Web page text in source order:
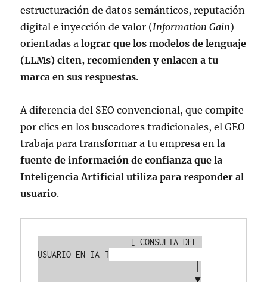
estructuración de datos semánticos, reputación
digital e inyección de valor (Information Gain)
orientadas alograr que los modelos de lenguaje
(LLMs) citen, recomienden y enlacen a tu
marca en sus respuestas.
A diferencia del SEO convencional, que compite
por clics en los buscadores tradicionales, el GEO
trabaja para transformar a tu empresa en la
fuente de información de confianza que la
Inteligencia Artificial utiliza para responder al
usuario.
USUARIO EN IA ]
                                 ▼